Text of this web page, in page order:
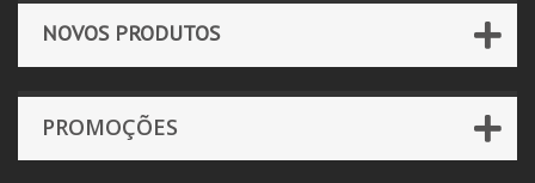
NOVOS PRODUTOS
PROMOÇÕES